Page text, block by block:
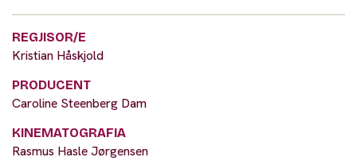
REGJISOR/E
Kristian Håskjold
PRODUCENT
Caroline Steenberg Dam
KINEMATOGRAFIA
Rasmus Hasle Jørgensen